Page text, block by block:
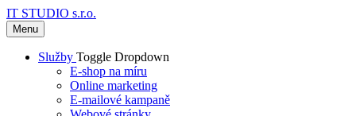
IT STUDIO s.r.o.
Menu
Služby Toggle Dropdown
E-shop na míru
Online marketing
E-mailové kampaně